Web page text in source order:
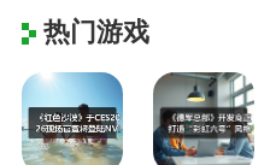
热门游戏